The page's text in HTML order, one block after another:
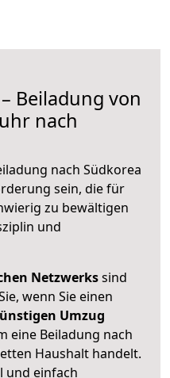
Beiladung von
nach
nach Südkorea
sein, die für
zu bewältigen
und
Netzwerkssind
wenn Sie einen
Umzug
eine Beiladung nach
Haushalt handelt.
und einfach